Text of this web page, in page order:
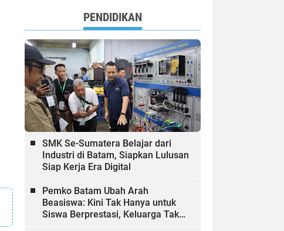
PENDIDIKAN
SMK Se-Sumatera Belajar dari
Industri di Batam, Siapkan Lulusan
Siap Kerja Era Digital
Pemko Batam Ubah Arah
Beasiswa: Kini Tak Hanya untuk
Siswa Berprestasi, Keluarga Tak